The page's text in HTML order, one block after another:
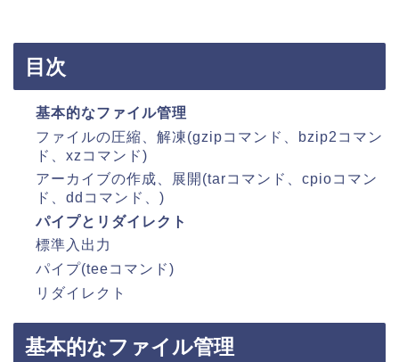
目次
基本的なファイル管理
ファイルの圧縮、解凍(gzipコマンド、bzip2コマン
ド、xzコマンド)
アーカイブの作成、展開(tarコマンド、cpioコマン
ド、ddコマンド、)
パイプとリダイレクト
標準入出力
パイプ(teeコマンド)
リダイレクト
基本的なファイル管理